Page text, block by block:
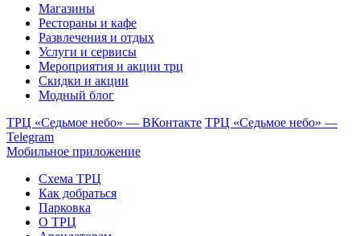
Магазины
Рестораны и кафе
Развлечения и отдых
Услуги и сервисы
Мероприятия и акции трц
Скидки и акции
Модный блог
ТРЦ «Седьмое небо» — ВКонтакте ТРЦ «Седьмое небо» —
Telegram
Мобильное приложение
Схема ТРЦ
Как добраться
Парковка
О ТРЦ